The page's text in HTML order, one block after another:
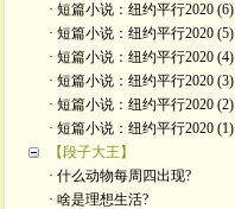
· 短篇小说：纽约平行2020 (6)
· 短篇小说：纽约平行2020 (5)
· 短篇小说：纽约平行2020 (4)
· 短篇小说：纽约平行2020 (3)
· 短篇小说：纽约平行2020 (2)
· 短篇小说：纽约平行2020 (1)
【段子大王】
· 什么动物每周四出现?
· 啥是理想生活?